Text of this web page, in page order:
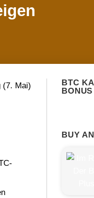
(7. Mai)
BTC
BONUS
BUY